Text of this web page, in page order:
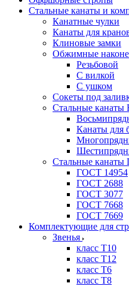
Стальные канаты и
Канатные чулки
Канаты для
Клиновые замки
Обжимные
Резьбовой
С вилкой
С ушком
Сокеты под
Стальные канаты
Канаты для
Стальные
ГОСТ 14954
ГОСТ 2688
ГОСТ 3077
ГОСТ 7668
ГОСТ 7669
Комплектующие для
Звенья
класс Т10
класс Т12
класс Т6
класс Т8